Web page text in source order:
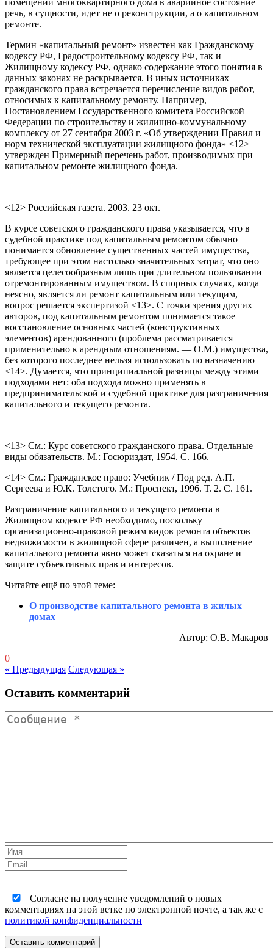
речь, в сущности, идет не о реконструкции, а о капитальном
ремонте.
Термин «капитальный ремонт» известен как Гражданскому
кодексу РФ, Градостроительному кодексу РФ, так и
Жилищному кодексу РФ, однако содержание этого понятия в
данных законах не раскрывается. В иных источниках
гражданского права встречается перечисление видов работ,
относимых к капитальному ремонту. Например,
Постановлением Государственного комитета Российской
Федерации по строительству и жилищно-коммунальному
комплексу от 27 сентября 2003 г. «Об утверждении Правил и
норм технической эксплуатации жилищного фонда» <12>
утвержден Примерный перечень работ, производимых при
капитальном ремонте жилищного фонда.
———————————
<12> Российская газета. 2003. 23 окт.
В курсе советского гражданского права указывается, что в
судебной практике под капитальным ремонтом обычно
понимается обновление существенных частей имущества,
требующее при этом настолько значительных затрат, что оно
является целесообразным лишь при длительном пользовании
отремонтированным имуществом. В спорных случаях, когда
неясно, является ли ремонт капитальным или текущим,
вопрос решается экспертизой <13>. С точки зрения других
авторов, под капитальным ремонтом понимается такое
восстановление основных частей (конструктивных
элементов) арендованного (проблема рассматривается
применительно к арендным отношениям. — О.М.) имущества,
без которого последнее нельзя использовать по назначению
<14>. Думается, что принципиальной разницы между этими
подходами нет: оба подхода можно применять в
предпринимательской и судебной практике для разграничения
капитального и текущего ремонта.
———————————
<13> См.: Курс советского гражданского права. Отдельные
виды обязательств. М.: Госюриздат, 1954. С. 166.
<14> См.: Гражданское право: Учебник / Под ред. А.П.
Сергеева и Ю.К. Толстого. М.: Проспект, 1996. Т. 2. С. 161.
Разграничение капитального и текущего ремонта в
Жилищном кодексе РФ необходимо, поскольку
организационно-правовой режим видов ремонта объектов
недвижимости в жилищной сфере различен, а выполнение
капитального ремонта явно может сказаться на охране и
защите субъективных прав и интересов.
Читайте ещё по этой теме:
О производстве капитального ремонта в жилых
домах
Автор: О.В. Макаров
0
« Предыдущая Следующая »
Оставить комментарий
Согласие на получение уведомлений о новых
комментариях на этой ветке по электронной почте, а так же с
политикой конфиденциальности
Оставить комментарий